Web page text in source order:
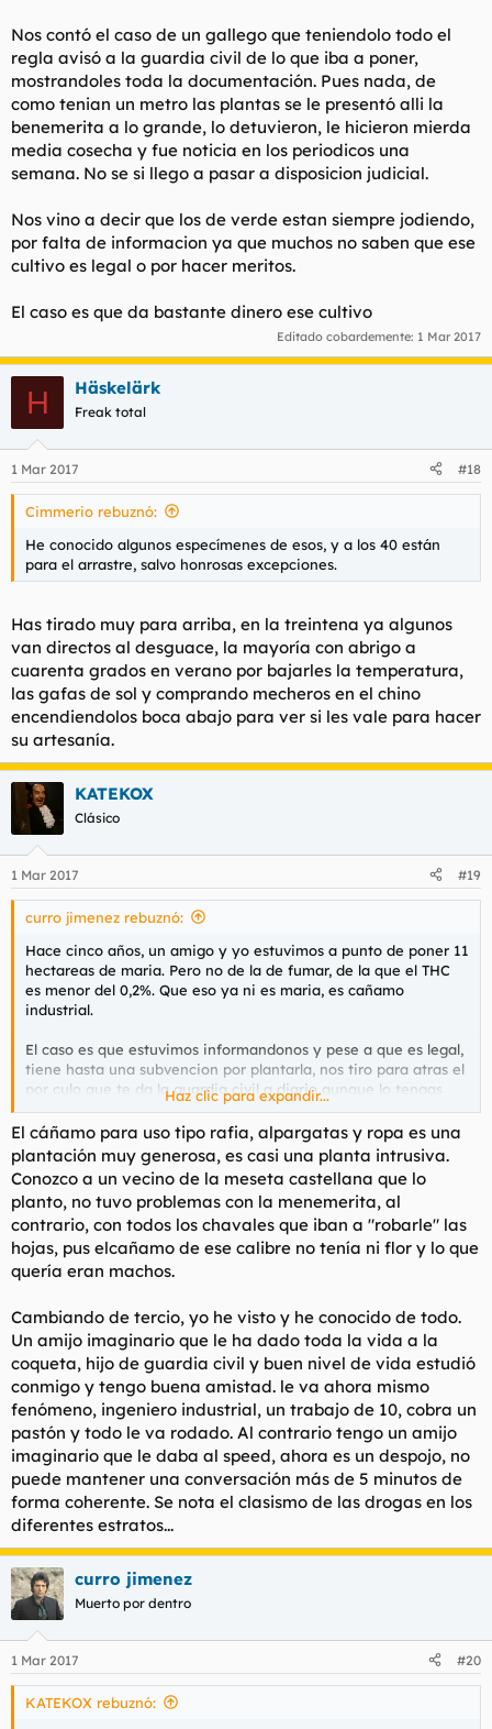
Nos contó el caso de un gallego que teniendolo todo el
regla avisó a la guardia civil de lo que iba a poner,
mostrandoles toda la documentación. Pues nada, de
como tenian un metro las plantas se le presentó alli la
benemerita a lo grande, lo detuvieron, le hicieron mierda
media cosecha y fue noticia en los periodicos una
semana. No se si llego a pasar a disposicion judicial.
Nos vino a decir que los de verde estan siempre jodiendo,
por falta de informacion ya que muchos no saben que ese
cultivo es legal o por hacer meritos.
El caso es que da bastante dinero ese cultivo
Editado cobardemente: 1 Mar 2017
H Häskelärk
Freak total
1 Mar 2017 #18
Cimmerio rebuznó:
He conocido algunos especímenes de esos, y a los 40 están
para el arrastre, salvo honrosas excepciones.
Has tirado muy para arriba, en la treintena ya algunos
van directos al desguace, la mayoría con abrigo a
cuarenta grados en verano por bajarles la temperatura,
las gafas de sol y comprando mecheros en el chino
encendiendolos boca abajo para ver si les vale para hacer
su artesanía.
KATEKOX
Clásico
1 Mar 2017 #19
curro jimenez rebuznó:
Hace cinco años, un amigo y yo estuvimos a punto de poner 11
hectareas de maria. Pero no de la de fumar, de la que el THC
es menor del 0,2%. Que eso ya ni es maria, es cañamo
industrial.
El caso es que estuvimos informandonos y pese a que es legal,
tiene hasta una subvencion por plantarla, nos tiro para atras el
por culo que te da la guardia civil a diario aunque lo tengas
todo en regla. Hablamos con el que lleva el tema en Granada y
nos contó la de veces que ha dormido en los cuarteles de
Granada, Malaga y Almeria. Cada vez que va con la furgoneta
llena a vender la cosecha y lo paran acaba detenido, da igual
que lleve los papeles en regla. Al cuartel. Lo sueltan a la hora o
al dia siguiente, pero esta hasta los cojones.
Nos contó el caso de un gallego que teniendolo todo el regla
avisó a la guardia civil de lo que iba a poner, mostrandoles
las plantas se le presentó alli la benemerita a lo grande, lo
detuvieron, le hicieron mierda media cosecha y fue noticia en
los periodicos una semana. No se si llego a pasar a disposicion
judicial.
Nos vino a decir que los de verde estan siempre jodiendo, por
falta de informacion ya que muchos no saben que ese cultivo
es legal o por hacer meritos.
El caso es que da bastante dinero ese cultivo
Haz clic para expandir...
El cáñamo para uso tipo rafia, alpargatas y ropa es una
plantación muy generosa, es casi una planta intrusiva.
Conozco a un vecino de la meseta castellana que lo
planto, no tuvo problemas con la menemerita, al
contrario, con todos los chavales que iban a "robarle" las
hojas, pus elcañamo de ese calibre no tenía ni flor y lo que
quería eran machos.
Cambiando de tercio, yo he visto y he conocido de todo.
Un amijo imaginario que le ha dado toda la vida a la
coqueta, hijo de guardia civil y buen nivel de vida estudió
conmigo y tengo buena amistad. le va ahora mismo
fenómeno, ingeniero industrial, un trabajo de 10, cobra un
pastón y todo le va rodado. Al contrario tengo un amijo
imaginario que le daba al speed, ahora es un despojo, no
puede mantener una conversación más de 5 minutos de
forma coherente. Se nota el clasismo de las drogas en los
diferentes estratos...
curro jimenez
Muerto por dentro
1 Mar 2017 #20
KATEKOX rebuznó: